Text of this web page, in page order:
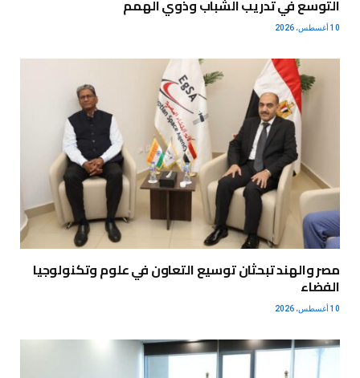
التوسع في تدريب الشباب وذوي الهمم
10 أغسطس، 2026
مصر والهند تبحثان توسيع التعاون في علوم وتكنولوجيا
الفضاء
10 أغسطس، 2026